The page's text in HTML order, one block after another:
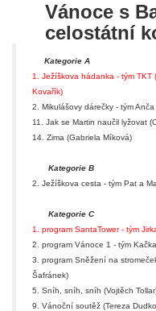
Vánoce s
celostátní
Kategorie A
1. Ježíškova hádanka - tým TKT
Kovařík)
2. Mikulášovy dárečky - tým
11. Jak se Martin naučil lyžovat
14. Zima (Gabriela Míková)
Kategorie B
2. Ježíškova cesta - tým Pat a
Kategorie C
1. program SantaTower - tým
2. program Vánoce 1 - tým
3. program Sněžení na
Šafránek)
5. Sníh, sníh, sníh (Vojtěch
9. Vánoční soutěž (Tereza